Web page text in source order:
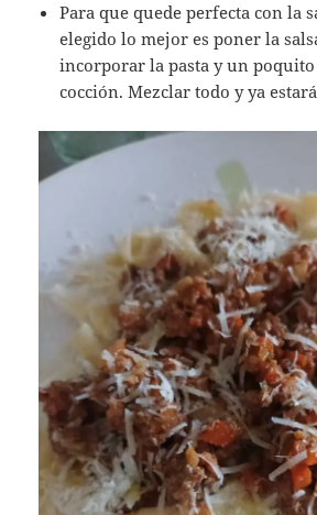
Para que quede perfecta con la
elegido lo mejor es poner la
incorporar la pasta y un poquito
cocción. Mezclar todo y ya